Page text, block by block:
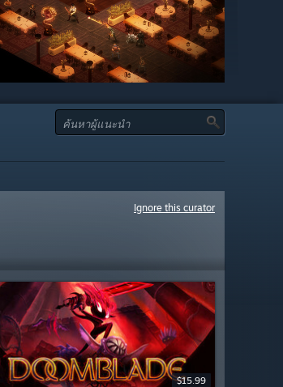
Ignore this curator
$15.99